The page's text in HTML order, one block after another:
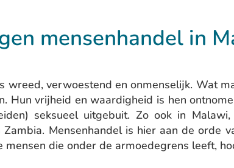
mensenhandel in
wreed, verwoestend en onmenselijk. Wat
Hun vrijheid en waardigheid is hen
seksueel uitgebuit. Zo ook in
Zambia. Mensenhandel is hier aan de
mensen die onder de armoedegrens leeft,